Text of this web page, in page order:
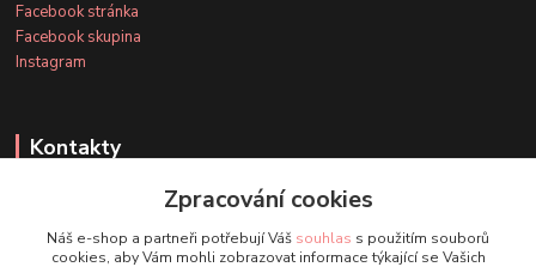
Facebook stránka
Facebook skupina
Instagram
Kontakty
+420 607 163 127
(Po-Pá, 8-20 hod., So-Ne, 8-14 hod.)
Zpracování cookies
Náš e-shop a partneři potřebují Váš souhlas s použitím souborů
cookies, aby Vám mohli zobrazovat informace týkající se Vašich